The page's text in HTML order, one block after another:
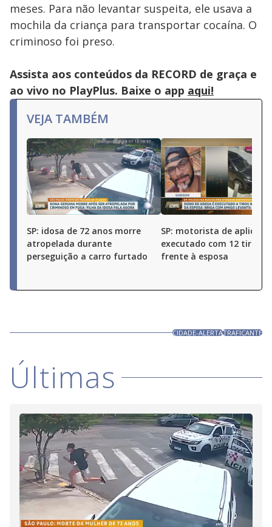
meses. Para não levantar suspeita, ele usava a
mochila da criança para transportar cocaína. O
criminoso foi preso.
Assista aos conteúdos da RECORD de graça e
ao vivo no PlayPlus. Baixe o app aqui!
VEJA TAMBÉM
SP: idosa de 72 anos morre
atropelada durante
perseguição a carro furtado
SP: motorista de
executado com 12 tiros
frente à esposa
CIDADE-ALERTATRAFICANTE
Últimas